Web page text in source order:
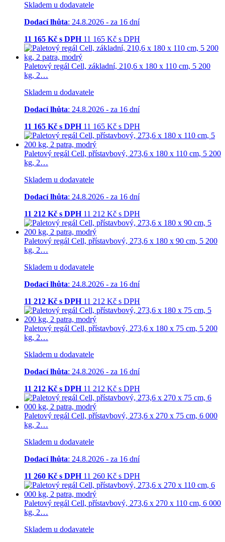
Skladem u dodavatele
Dodací lhůta: 24.8.2026 - za 16 dní
11 165 Kč s DPH 11 165 Kč s DPH
Paletový regál Cell, základní, 210,6 x 180 x 110 cm, 5 200
kg, 2…
Skladem u dodavatele
Dodací lhůta: 24.8.2026 - za 16 dní
11 165 Kč s DPH 11 165 Kč s DPH
Paletový regál Cell, přístavbový, 273,6 x 180 x 110 cm, 5 200
kg, 2…
Skladem u dodavatele
Dodací lhůta: 24.8.2026 - za 16 dní
11 212 Kč s DPH 11 212 Kč s DPH
Paletový regál Cell, přístavbový, 273,6 x 180 x 90 cm, 5 200
kg, 2…
Skladem u dodavatele
Dodací lhůta: 24.8.2026 - za 16 dní
11 212 Kč s DPH 11 212 Kč s DPH
Paletový regál Cell, přístavbový, 273,6 x 180 x 75 cm, 5 200
kg, 2…
Skladem u dodavatele
Dodací lhůta: 24.8.2026 - za 16 dní
11 212 Kč s DPH 11 212 Kč s DPH
Paletový regál Cell, přístavbový, 273,6 x 270 x 75 cm, 6 000
kg, 2…
Skladem u dodavatele
Dodací lhůta: 24.8.2026 - za 16 dní
11 260 Kč s DPH 11 260 Kč s DPH
Paletový regál Cell, přístavbový, 273,6 x 270 x 110 cm, 6 000
kg, 2…
Skladem u dodavatele